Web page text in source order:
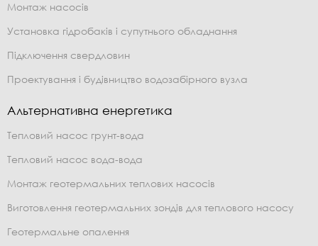
Монтаж насосів
Установка гідробаків і супутнього обладнання
Підключення свердловин
Проектування і будівництво водозабірного вузла
Альтернативна енергетика
Тепловий насос грунт-вода
Тепловий насос вода-вода
Монтаж геотермальних теплових насосів
Виготовлення геотермальних зондів для теплового насосу
Геотермальне опалення